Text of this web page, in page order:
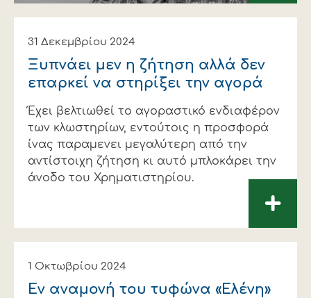
31 Δεκεμβρίου 2024
Ξυπνάει µεν η ζήτηση αλλά δεν
επαρκεί να στηρίξει την αγορά
Έχει βελτιωθεί το αγοραστικό ενδιαφέρον
των κλωστηρίων, εντούτοις η προσφορά
ίνας παραµενει µεγαλύτερη από την
αντίστοιχη ζήτηση κι αυτό µπλοκάρει την
άνοδο του Χρηµατιστηρίου.
+
1 Οκτωβρίου 2024
Εν αναµονή του τυφώνα «Ελένη»